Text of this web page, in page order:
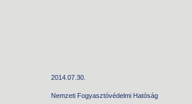
2014.07.30.
Nemzeti Fogyasztóvédelmi Hatóság